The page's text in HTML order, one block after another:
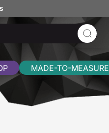
MADE-TO-MEASURE